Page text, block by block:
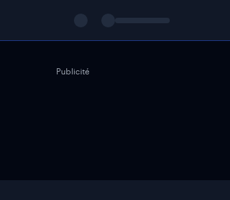
Publicité